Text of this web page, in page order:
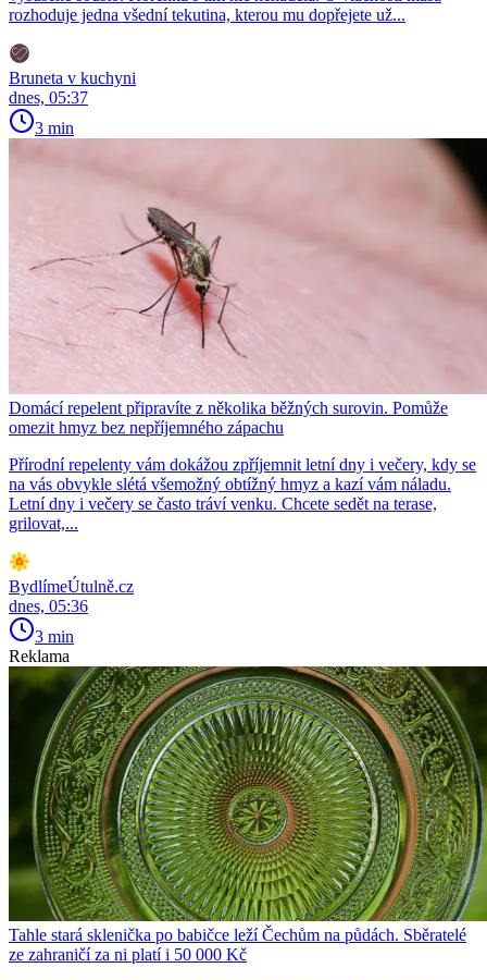
rozhoduje jedna všední tekutina, kterou mu dopřejete už...
Bruneta v kuchyni
dnes, 05:37
3 min
Domácí repelent připravíte z několika běžných surovin. Pomůže
omezit hmyz bez nepříjemného zápachu
Přírodní repelenty vám dokážou zpříjemnit letní dny i večery, kdy se
na vás obvykle slétá všemožný obtížný hmyz a kazí vám náladu.
Letní dny i večery se často tráví venku. Chcete sedět na terase,
grilovat,...
BydlímeÚtulně.cz
dnes, 05:36
3 min
Reklama
Tahle stará sklenička po babičce leží Čechům na půdách. Sběratelé
ze zahraničí za ni platí i 50 000 Kč